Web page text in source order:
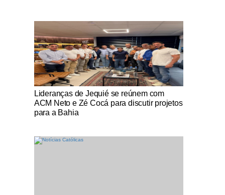
Notícias Católicas
Lideranças de Jequié se reúnem com
ACM Neto e Zé Cocá para discutir projetos
para a Bahia